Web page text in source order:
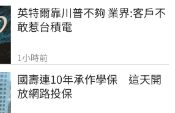
英特爾靠川普不夠 業界:客戶不
敢惹台積電
1小時前
國壽連10年承作學保　這天開
放網路投保